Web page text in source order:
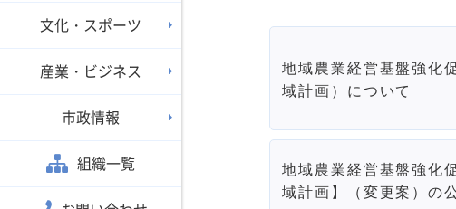
文化・スポーツ
産業・ビジネス
市政情報
組織一覧
地域農業経営基盤強化
域計画）について
地域農業経営基盤強化
域計画】（変更案）の